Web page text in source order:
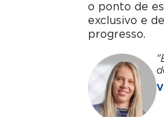
o ponto de
exclusivo e
progresso.